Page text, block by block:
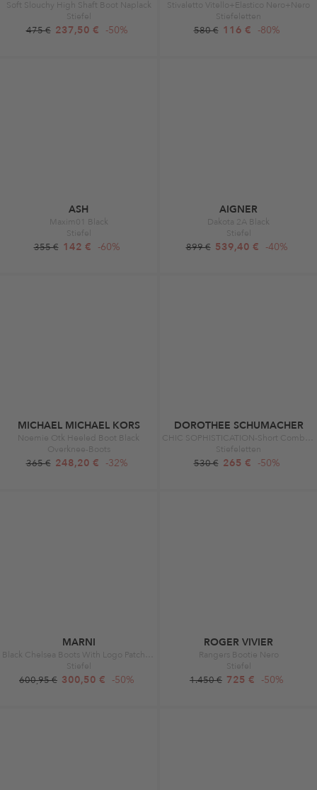
Soft Slouchy High Shaft Boot Naplack
Stiefel
475 € 237,50 € -50%
Stivaletto Vitello+Elastico Nero+Nero
Stiefeletten
580 € 116 € -80%
ASH
Maxim01 Black
Stiefel
355 € 142 € -60%
AIGNER
Dakota 2A Black
Stiefel
899 € 539,40 € -40%
MICHAEL MICHAEL KORS
Noemie Otk Heeled Boot Black
Overknee-Boots
365 € 248,20 € -32%
DOROTHEE SCHUMACHER
Stiefeletten
530 € 265 € -50%
MARNI
Stiefel
600,95 € 300,50 € -50%
ROGER VIVIER
Rangers Bootie Nero
Stiefel
1.450 € 725 € -50%